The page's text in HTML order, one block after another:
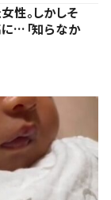
性。しかしそ
…「知らなか